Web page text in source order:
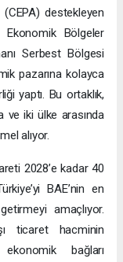
(CEPA) destekleyen
Bölgeler
Serbest Bölgesi
pazarına kolayca
yaptı. Bu ortaklık,
ve iki ülke arasında
alıyor.
2028’e kadar 40
BAE’nin en
amaçlıyor.
ticaret hacminin
bağları